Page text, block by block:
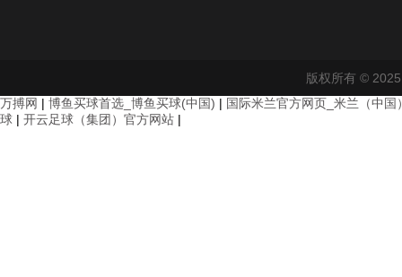
版权所有 ©
万搏网 | 博鱼买球首选_博鱼买球(中国) | 国际米兰官方网页_米兰（中国
球 | 开云足球（集团）官方网站 |